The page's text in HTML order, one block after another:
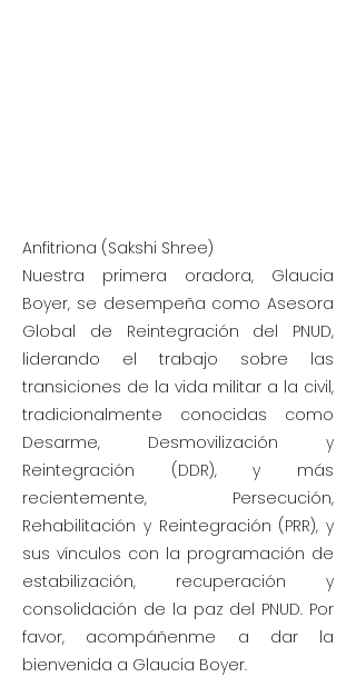
Anfitriona (Sakshi Shree)
Nuestra primera oradora, Glaucia
Boyer, se desempeña como Asesora
Global de Reintegración del PNUD,
liderando el trabajo sobre las
transiciones de la vida militar a la civil,
tradicionalmente conocidas como
Desarme, Desmovilización y
Reintegración (DDR), y más
recientemente, Persecución,
Rehabilitación y Reintegración (PRR), y
sus vínculos con la programación de
estabilización, recuperación y
consolidación de la paz del PNUD. Por
favor, acompáñenme a dar la
bienvenida a Glaucia Boyer.